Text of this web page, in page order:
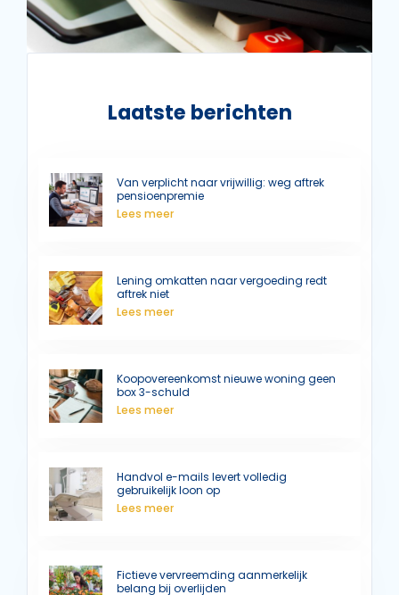
Laatste berichten
Van verplicht naar vrijwillig: weg aftrek
pensioenpremie
Lees meer
Lening omkatten naar vergoeding redt
aftrek niet
Lees meer
Koopovereenkomst nieuwe woning geen
box 3-schuld
Lees meer
Handvol e-mails levert volledig
gebruikelijk loon op
Lees meer
Fictieve vervreemding aanmerkelijk
belang bij overlijden